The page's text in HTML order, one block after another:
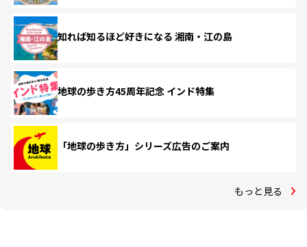
知れば知るほど好きになる 湘南・江の島
地球の歩き方45周年記念 インド特集
「地球の歩き方」シリーズ広告のご案内
もっと見る